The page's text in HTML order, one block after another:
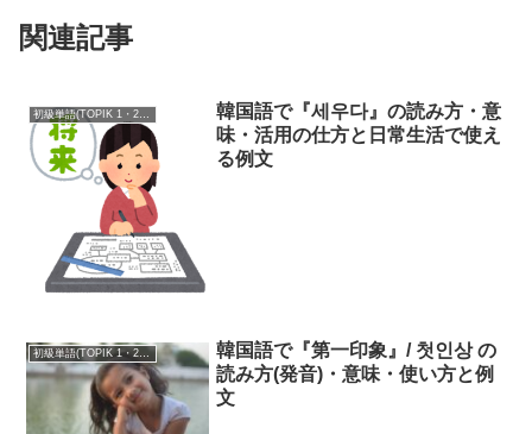
関連記事
韓国語で『세우다』の読み方・意
味・活用の仕方と日常生活で使え
る例文
初級単語(TOPIK 1・2級)
韓国語で『第一印象』/ 첫인상 の
読み方(発音)・意味・使い方と例
文